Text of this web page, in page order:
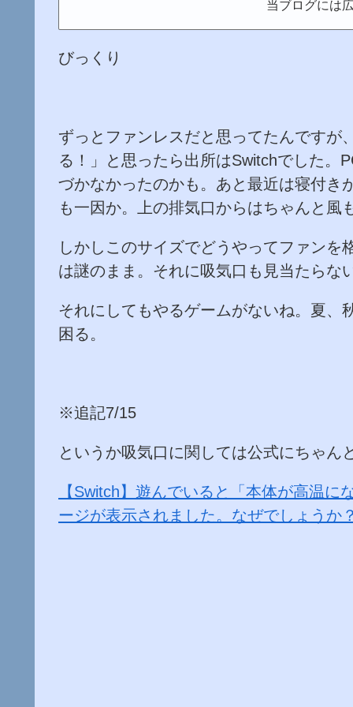
当ブログには
びっくり
ずっとファンレスだと思ってたんですが
る！」と思ったら出所はSwitchでした。
づかなかったのかも。あと最近は寝付き
も一因か。上の排気口からはちゃんと風
しかしこのサイズでどうやってファン
は謎のまま。それに吸気口も見当たらな
それにしてもやるゲームがないね。夏、
困る。
※追記7/15
というか吸気口に関しては公式にちゃん
【Switch】遊んでいると「本体が高温
ージが表示されました。なぜでしょうか